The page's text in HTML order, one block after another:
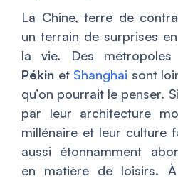
La Chine, terre de
un terrain de surprises
la vie. Des métropoles
Pékin et Shanghai sont
qu’on pourrait le penser.
par leur architecture
millénaire et leur culture
aussi étonnamment
en matière de loisirs. À